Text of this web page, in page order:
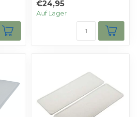
€24,95
Auf Lager